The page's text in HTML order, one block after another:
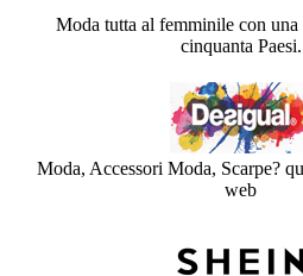
Moda tutta al femminile con una
cinquanta Paesi.
Moda, Accessori Moda, Scarpe?
web